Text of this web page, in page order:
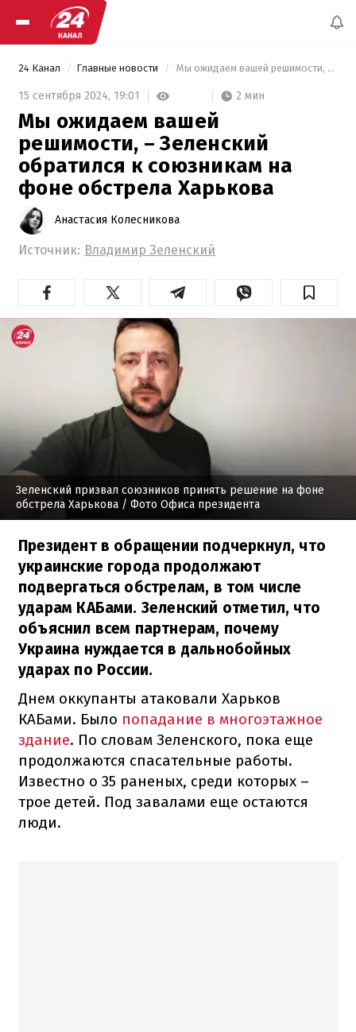
24 Канал Главные новости Мы ожидаем вашей решимости, – Зеленский обратился к союзникам на фоне обстрела Харькова
15 сентября 2024, 19:01 2 мин
Мы ожидаем вашей
решимости, – Зеленский
обратился к союзникам на
фоне обстрела Харькова
Анастасия Колесникова
Источник: Владимир Зеленский
Зеленский призвал союзников принять решение на фоне
обстрела Харькова / Фото Офиса президента
Президент в обращении подчеркнул, что
украинские города продолжают
подвергаться обстрелам, в том числе
ударам КАБами. Зеленский отметил, что
объяснил всем партнерам, почему
Украина нуждается в дальнобойных
ударах по России.
Днем оккупанты атаковали Харьков
КАБами. Было попадание в многоэтажное
здание. По словам Зеленского, пока еще
продолжаются спасательные работы.
Известно о 35 раненых, среди которых –
трое детей. Под завалами еще остаются
люди.